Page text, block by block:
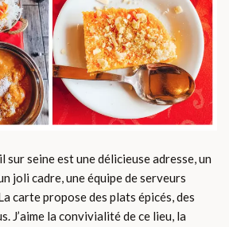
sur seine est une délicieuse adresse, un
joli cadre, une équipe de serveurs
carte propose des plats épicés, des
J’aime la convivialité de ce lieu, la